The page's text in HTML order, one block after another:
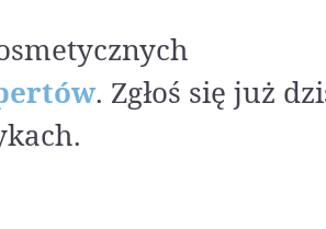
. Zgłoś się już